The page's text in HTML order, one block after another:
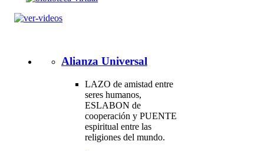
Alianza Universal
LAZO de amistad entre
seres humanos,
ESLABON de
cooperación y PUENTE
espiritual entre las
religiones del mundo.